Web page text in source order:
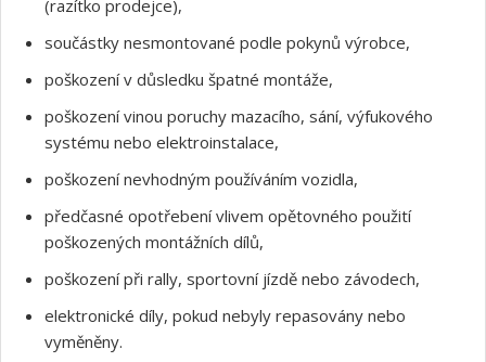
(razítko prodejce),
součástky nesmontované podle pokynů výrobce,
poškození v důsledku špatné montáže,
poškození vinou poruchy mazacího, sání, výfukového
systému nebo elektroinstalace,
poškození nevhodným používáním vozidla,
předčasné opotřebení vlivem opětovného použití
poškozených montážních dílů,
poškození při rally, sportovní jízdě nebo závodech,
elektronické díly, pokud nebyly repasovány nebo
vyměněny.
Souhlasím s GDPR